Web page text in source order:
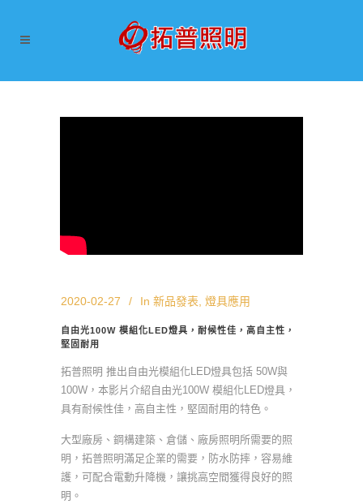
2020-02-27 In 新品發表 燈具應用
自由光100W 模組化LED燈具，耐候性佳，高自主性，
堅固耐用
拓普照明 推出自由光模組化LED燈具包括 50W與
100W，本影片介紹自由光100W 模組化LED燈具，
具有耐候性佳，高自主性，堅固耐用的特色。
大型廠房、鋼構建築、倉儲、廠房照明所需要的照
明，拓普照明滿足企業的需要，防水防摔，容易維
護，可配合電動升降機，讓挑高空間獲得良好的照
明。